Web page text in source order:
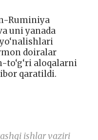
Ruminiya
uni yanada
doiralar
to‘g‘ri aloqalarni
qaratildi.
ishlar vaziri